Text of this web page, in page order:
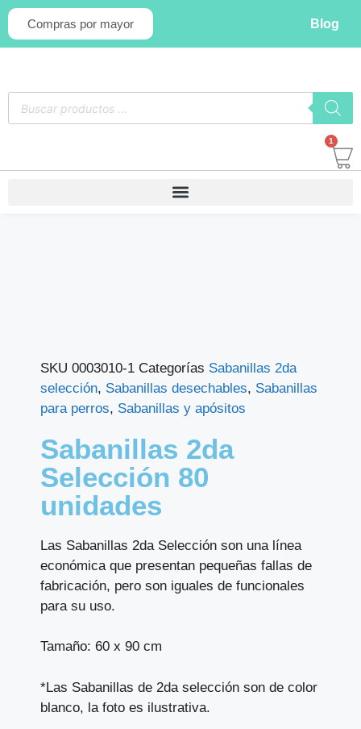
Compras por mayor Blog
1
SKU 0003010-1 Categorías Sabanillas 2da
selección, Sabanillas desechables, Sabanillas
para perros, Sabanillas y apósitos
Sabanillas 2da
Selección 80
unidades
Las Sabanillas 2da Selección son una línea
económica que presentan pequeñas fallas de
fabricación, pero son iguales de funcionales
para su uso.
Tamaño: 60 x 90 cm
*Las Sabanillas de 2da selección son de color
blanco, la foto es ilustrativa.